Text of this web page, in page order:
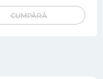
CUMPĂRĂ